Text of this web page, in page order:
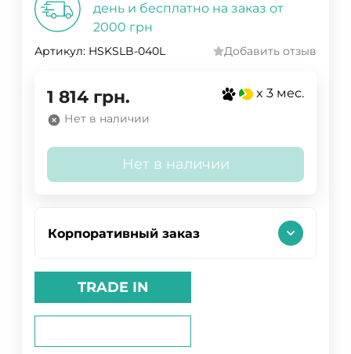
день и бесплатно на заказ от
2000 грн
Артикул: HSKSLB-040L Добавить отзыв
1 814 грн. x 3 мес.
Нет в наличии
Нет в наличии
Корпоративный заказ
TRADE IN